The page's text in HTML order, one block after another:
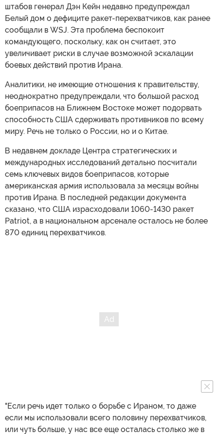
штабов генерал Дэн Кейн недавно предупреждал
Белый дом о дефиците ракет-перехватчиков, как ранее
сообщали в WSJ. Эта проблема беспокоит
командующего, поскольку, как он считает, это
увеличивает риски в случае возможной эскалации
боевых действий против Ирана.
Аналитики, не имеющие отношения к правительству,
неоднократно предупреждали, что большой расход
боеприпасов на Ближнем Востоке может подорвать
способность США сдерживать противников по всему
миру. Речь не только о России, но и о Китае.
В недавнем докладе Центра стратегических и
международных исследований детально посчитали
семь ключевых видов боеприпасов, которые
американская армия использовала за месяцы войны
против Ирана. В последней редакции документа
сказано, что США израсходовали 1060-1430 ракет
Patriot, а в национальном арсенале осталось не более
870 единиц перехватчиков.
"Если речь идет только о борьбе с Ираном, то даже
если мы использовали всего половину перехватчиков,
или чуть больше, у нас все еще осталась столько же в